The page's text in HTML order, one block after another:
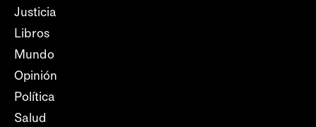
Justicia
Libros
Mundo
Opinión
Política
Salud